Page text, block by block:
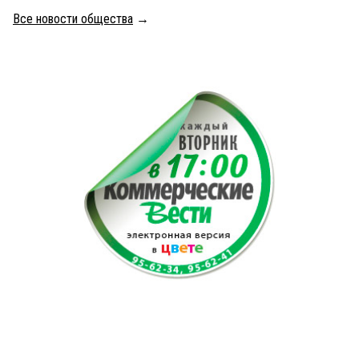
Все новости общества →